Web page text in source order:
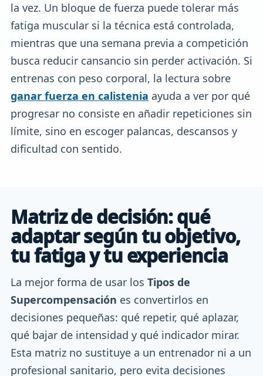
la vez. Un bloque de fuerza puede tolerar más
fatiga muscular si la técnica está controlada,
mientras que una semana previa a competición
busca reducir cansancio sin perder activación. Si
entrenas con peso corporal, la lectura sobre
ganar fuerza en calistenia ayuda a ver por qué
progresar no consiste en añadir repeticiones sin
límite, sino en escoger palancas, descansos y
dificultad con sentido.
Matriz de decisión: qué
adaptar según tu objetivo,
tu fatiga y tu experiencia
La mejor forma de usar los Tipos de
Supercompensación es convertirlos en
decisiones pequeñas: qué repetir, qué aplazar,
qué bajar de intensidad y qué indicador mirar.
Esta matriz no sustituye a un entrenador ni a un
profesional sanitario, pero evita decisiones